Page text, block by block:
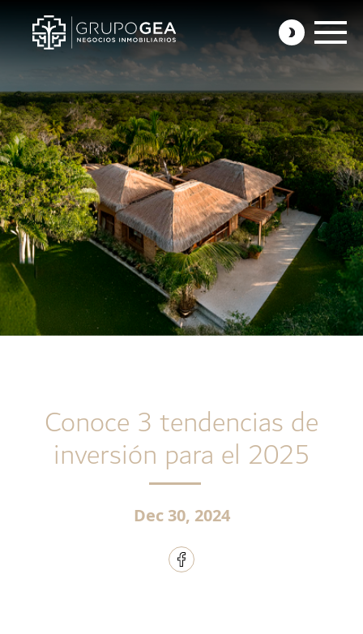
Conoce 3 tendencias de
inversión para el 2025
Dec 30, 2024